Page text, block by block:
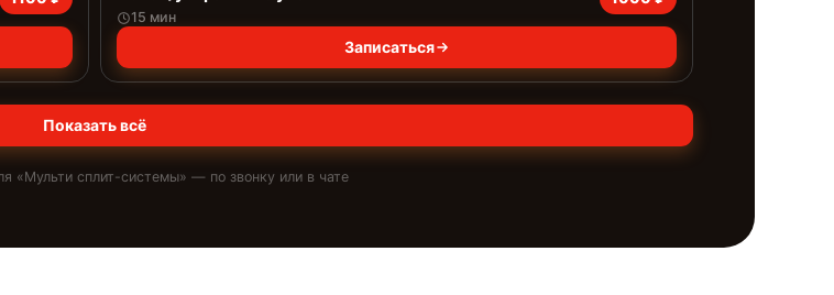
15 мин
Записаться
Показать всё
«Мульти сплит-системы» — по звонку или в чате